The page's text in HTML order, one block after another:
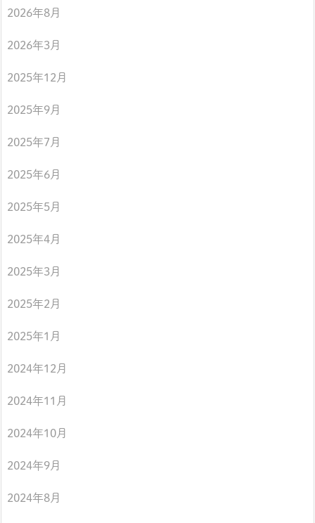
2026年8月
2026年3月
2025年12月
2025年9月
2025年7月
2025年6月
2025年5月
2025年4月
2025年3月
2025年2月
2025年1月
2024年12月
2024年11月
2024年10月
2024年9月
2024年8月